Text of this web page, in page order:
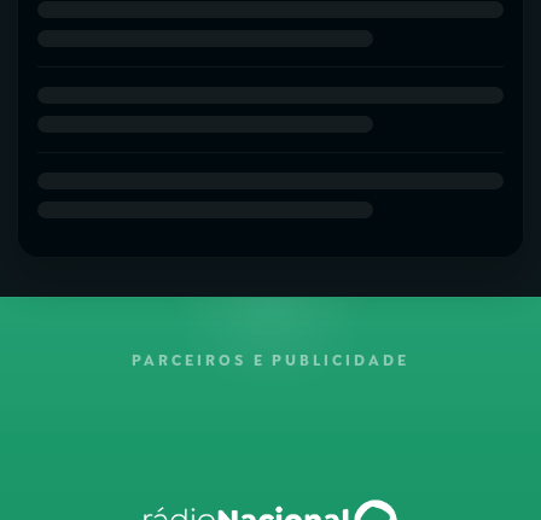
PARCEIROS E PUBLICIDADE